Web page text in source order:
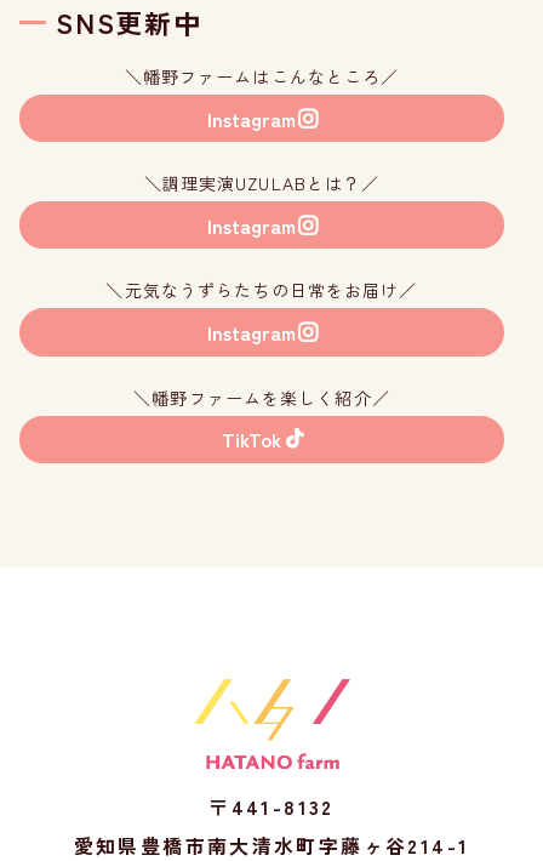
SNS更新中
＼幡野ファームはこんなところ／
Instagram
＼調理実演UZULABとは？／
Instagram
＼元気なうずらたちの日常をお届け／
Instagram
＼幡野ファームを楽しく紹介／
TikTok
〒441-8132
愛知県豊橋市南大清水町字藤ヶ谷214-1